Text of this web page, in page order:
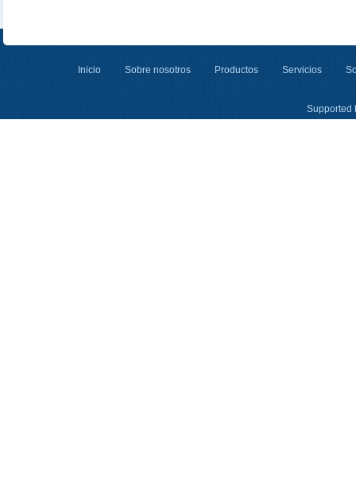
Inicio Sobre nosotros Productos Servicios
Supported